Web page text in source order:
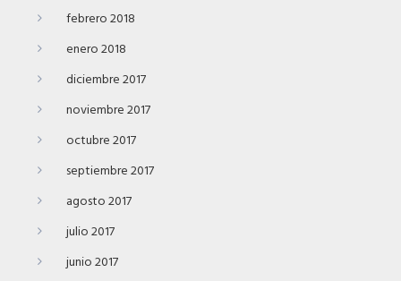
febrero 2018
enero 2018
diciembre 2017
noviembre 2017
octubre 2017
septiembre 2017
agosto 2017
julio 2017
junio 2017